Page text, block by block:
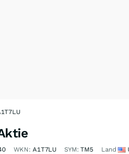
WKN: A1T7LU SYM:TM5 Land